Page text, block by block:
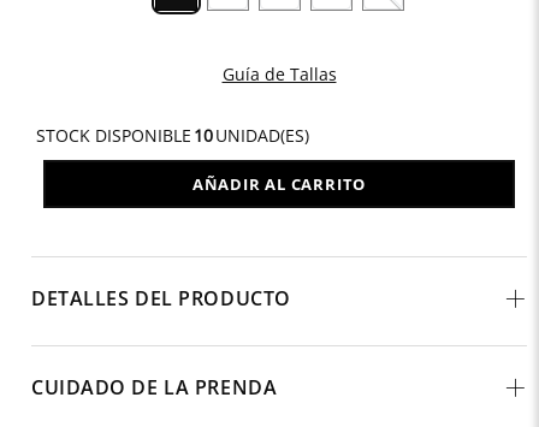
Guía de Tallas
STOCK DISPONIBLE 10UNIDAD(ES)
AÑADIR AL CARRITO
DETALLES DEL PRODUCTO
CUIDADO DE LA PRENDA